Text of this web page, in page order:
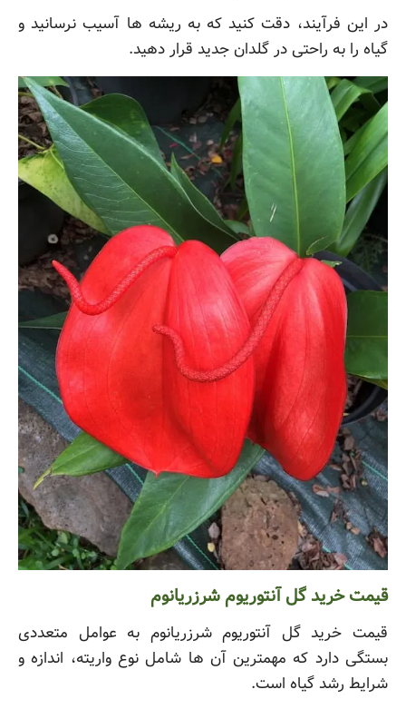
در این فرآیند، دقت کنید که به ریشه ها آسیب نرسانید و
گیاه را به راحتی در گلدان جدید قرار دهید.
قیمت خرید گل آنتوریوم شرزریانوم
قیمت خرید گل آنتوریوم شرزریانوم به عوامل متعددی
بستگی دارد که مهمترین آن ها شامل نوع واریته، اندازه و
شرایط رشد گیاه است.